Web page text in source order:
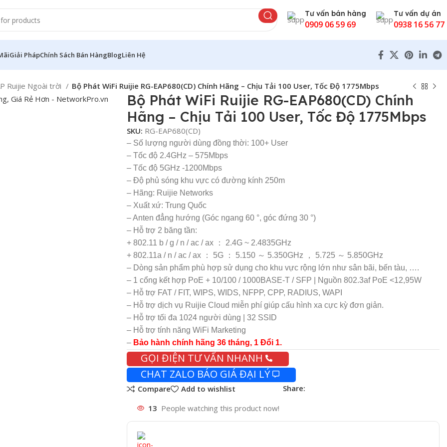
Tư vấn bán hàng
0909 06 59 69
Tư vấn dự án
0938 16 56 77
Giải PhápChính Sách Bán HàngBlogLiên Hệ
Ruijie Ngoài trời Bộ Phát WiFi Ruijie RG-EAP680(CD) Chính Hãng – Chịu Tải 100 User, Tốc Độ 1775Mbps
Bộ Phát WiFi Ruijie RG-EAP680(CD) Chính
Hãng – Chịu Tải 100 User, Tốc Độ 1775Mbps
SKU: RG-EAP680(CD)
– Số lượng người dùng đồng thời: 100+ User
– Tốc độ 2.4GHz – 575Mbps
– Tốc độ 5GHz -1200Mbps
– Độ phủ sóng khu vực có đường kính 250m
– Hãng: Ruijie Networks
– Xuất xứ: Trung Quốc
– Anten đẳng hướng (Góc ngang 60 °, góc đứng 30 °)
– Hỗ trợ 2 băng tần:
+ 802.11 b / g / n / ac / ax ： 2.4G ~ 2.4835GHz
+ 802.11a / n / ac / ax ： 5G ： 5.150 ～ 5.350GHz ， 5.725 ～ 5.850GHz
– Dòng sản phẩm phù hợp sử dụng cho khu vực rộng lớn như sân bãi, bến tàu, ….
– 1 cổng kết hợp PoE + 10/100 / 1000BASE-T / SFP | Nguồn 802.3af PoE <12,95W
– Hỗ trợ FAT / FIT, WIPS, WIDS, NFPP, CPP, RADIUS, WAPI
– Hỗ trợ dịch vụ Ruijie Cloud miễn phí giúp cấu hình xa cực kỳ đơn giản.
– Hỗ trợ tối đa 1024 người dùng | 32 SSID
– Hỗ trợ tính năng WiFi Marketing
– Bảo hành chính hãng 36 tháng, 1 Đổi 1.
GỌI ĐIỆN TƯ VẤN NHANH
CHAT ZALO BÁO GIÁ ĐẠI LÝ
Compare Add to wishlist Share:
13 People watching this product now!